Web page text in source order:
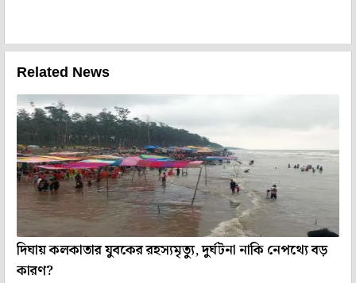
Related News
দিঘায় কলকাতার যুবকের রহস্যমৃত্যু, দুর্ঘটনা নাকি নেপথ্যে বড়
কারণ?